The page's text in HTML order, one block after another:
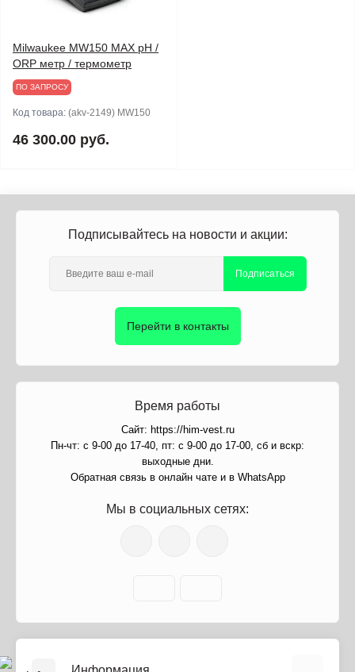
Milwaukee MW150 MAX pH /
ORP метр / термометр
ПО ЗАПРОСУ
Код товара: (akv-2149) MW150
46 300.00 руб.
Подписывайтесь на новости и акции:
Подписаться
Перейти в контакты
Время работы
Сайт: https://him-vest.ru
Пн-чт: с 9-00 до 17-40, пт: с 9-00 до 17-00, сб и вскр:
выходные дни.
Обратная связь в онлайн чате и в WhatsApp
Мы в социальных сетях: